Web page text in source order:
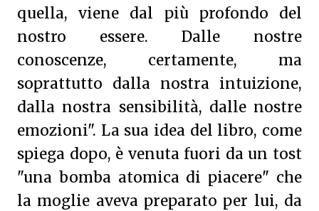
quella, viene dal più profondo del
nostro essere. Dalle nostre
conoscenze, certamente, ma
soprattutto dalla nostra intuizione,
dalla nostra sensibilità, dalle nostre
emozioni". La sua idea del libro, come
spiega dopo, è venuta fuori da un tost
"una bomba atomica di piacere" che
la moglie aveva preparato per lui, da